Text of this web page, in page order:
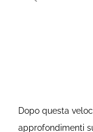
Dopo questa
approfondimenti